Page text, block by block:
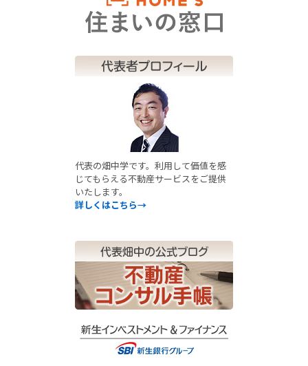
代表の畑中学です。利用して価値を感
じてもらえる不動産サービスをご提供
いたします。
詳しくはこちら→